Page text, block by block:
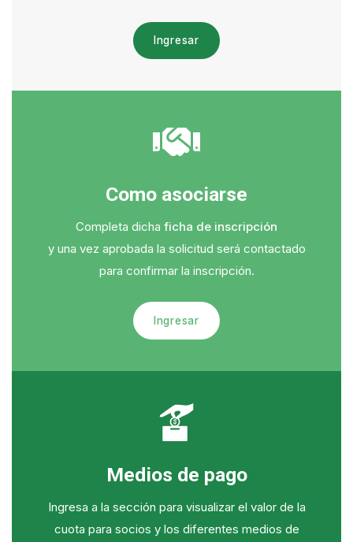
Ingresar
Como asociarse
Completa dicha ficha de inscripción
y una vez aprobada la solicitud será contactado
para confirmar la inscripción.
Ingresar
Medios de pago
Ingresa a la sección para visualizar el valor de la
cuota para socios y los diferentes medios de